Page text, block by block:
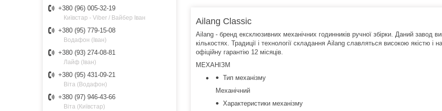
Ailang Classic
Ailang - бренд ексклюзивних механічних годинників ручної збірки. Даний завод
кількостях. Традиції і технології складання Ailang славляться високою якістю і
офіційну гарантію 12 місяців.
МЕХАНІЗМ
Тип механізму
Механічний
Характеристики механізму
+380 (96) 005-32-19
Київстар - Viber / Вайбер Іван
+380 (95) 779-15-08
Водафон (Іван)
+380 (93) 274-08-81
Лайф (Іван)
+380 (95) 431-09-21
Віта (Водафон)
+380 (97) 946-43-66
Віта (Київстар)